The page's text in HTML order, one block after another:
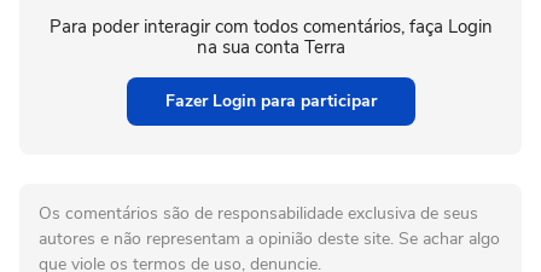
Para poder interagir com todos comentários, faça Login
na sua conta Terra
Fazer Login para participar
Os comentários são de responsabilidade exclusiva de seus
autores e não representam a opinião deste site. Se achar algo
que viole os termos de uso, denuncie.